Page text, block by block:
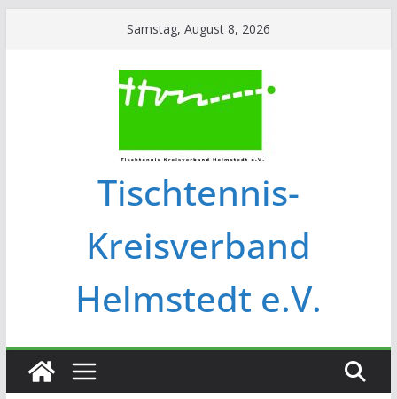
Samstag, August 8, 2026
Tischtennis-
Kreisverband
Helmstedt e.V.